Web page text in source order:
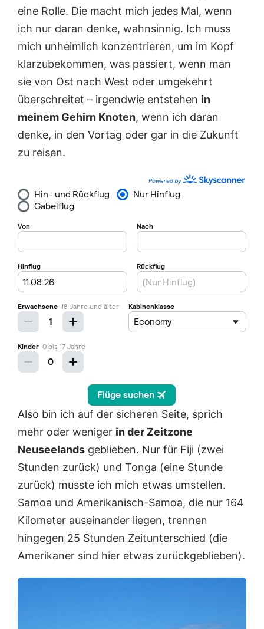
eine Rolle. Die macht mich jedes Mal, wenn
ich nur daran denke, wahnsinnig. Ich muss
mich unheimlich konzentrieren, um im Kopf
klarzubekommen, was passiert, wenn man
sie von Ost nach West oder umgekehrt
überschreitet – irgendwie entstehen in
meinem Gehirn Knoten, wenn ich daran
denke, in den Vortag oder gar in die Zukunft
zu reisen.
Also bin ich auf der sicheren Seite, sprich
mehr oder weniger in der Zeitzone
Neuseelands geblieben. Nur für Fiji (zwei
Stunden zurück) und Tonga (eine Stunde
zurück) musste ich mich etwas umstellen.
Samoa und Amerikanisch-Samoa, die nur 164
Kilometer auseinander liegen, trennen
hingegen 25 Stunden Zeitunterschied (die
Amerikaner sind hier etwas zurückgeblieben).